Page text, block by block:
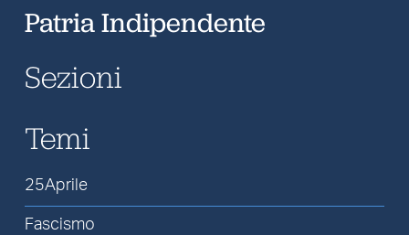
Patria Indipendente
Sezioni
Temi
25Aprile
Fascismo